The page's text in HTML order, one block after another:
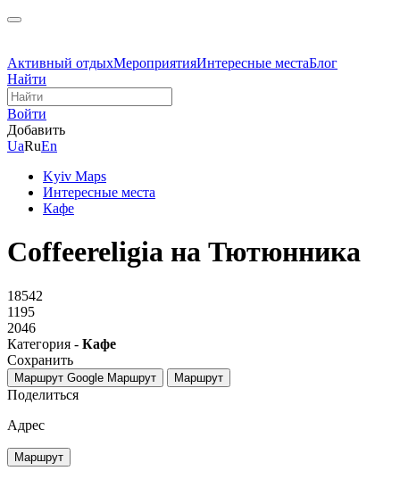
Активный отдыхМероприятияИнтересные местаБлог
Найти
Войти
Добавить
UaRuEn
Kyiv Maps
Интересные места
Кафе
Coffeereligia на Тютюнника
18542
1195
2046
Категория - Кафе
Сохранить
Маршрут Google Маршрут Маршрут
Поделиться
Адрес
Маршрут